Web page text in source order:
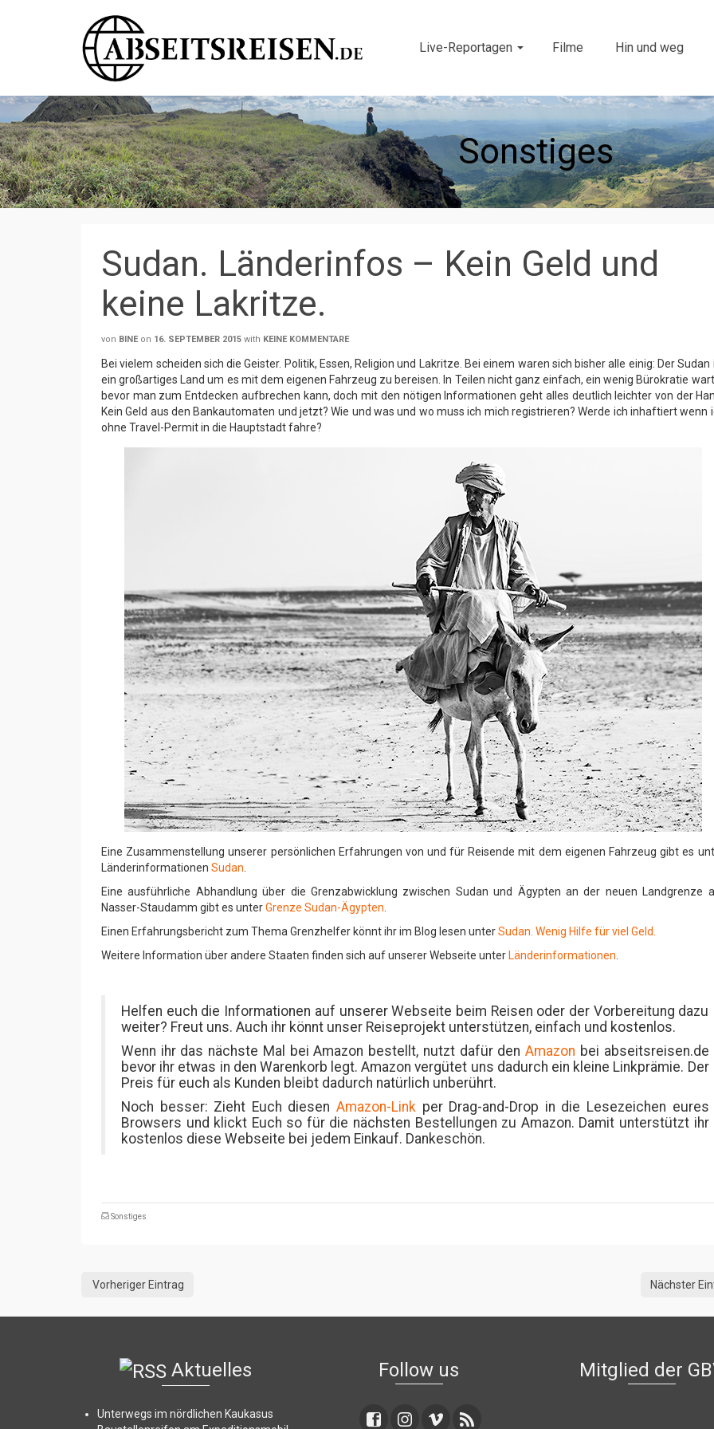
Live-Reportagen Filme Hin und weg
Sonstiges
Sudan. Länderinfos – Kein Geld und
keine Lakritze.
von BINE on 16. SEPTEMBER 2015 with KEINE KOMMENTARE
Bei vielem scheiden sich die Geister. Politik, Essen, Religion und Lakritze. Bei einem waren sich bisher alle einig: Der Sudan
ein großartiges Land um es mit dem eigenen Fahrzeug zu bereisen. In Teilen nicht ganz einfach, ein wenig Bürokratie
bevor man zum Entdecken aufbrechen kann, doch mit den nötigen Informationen geht alles deutlich leichter von der
Kein Geld aus den Bankautomaten und jetzt? Wie und was und wo muss ich mich registrieren? Werde ich inhaftiert wenn
ohne Travel-Permit in die Hauptstadt fahre?
Eine Zusammenstellung unserer persönlichen Erfahrungen von und für Reisende mit dem eigenen Fahrzeug gibt es
Länderinformationen Sudan
Eine ausführliche Abhandlung über die Grenzabwicklung zwischen Sudan und Ägypten an der neuen Landgrenze
Nasser-Staudamm gibt es unterGrenze Sudan-Ägypten
Einen Erfahrungsbericht zum Thema Grenzhelfer könnt ihr im Blog lesen unterSudan. Wenig Hilfe für viel Geld.
Weitere Information über andere Staaten finden sich auf unserer Webseite unter Länderinformationen
Helfen euch die Informationen auf unserer Webseite beim Reisen oder der Vorbereitung dazu
weiter? Freut uns. Auch ihr könnt unser Reiseprojekt unterstützen, einfach und kostenlos.
Wenn ihr das nächste Mal bei Amazon bestellt, nutzt dafür denAmazon bei abseitsreisen.de
bevor ihr etwas in den Warenkorb legt. Amazon vergütet uns dadurch ein kleine Linkprämie. Der
Preis für euch als Kunden bleibt dadurch natürlich unberührt.
Noch besser: Zieht Euch diesen Amazon-Linkper Drag-and-Drop in die Lesezeichen eures
Browsers und klickt Euch so für die nächsten Bestellungen zu Amazon. Damit unterstützt ihr
kostenlos diese Webseite bei jedem Einkauf. Dankeschön.
Sonstiges
Vorheriger Eintrag Nächster
Aktuelles
Unterwegs im nördlichen Kaukasus
Follow us Mitglied der